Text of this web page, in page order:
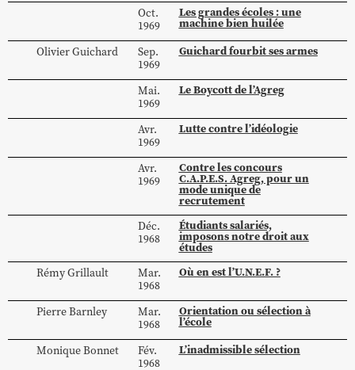
Oct.
1969
Les grandes écoles : une
machine bien huilée
OlivierGuichard
Sep.
1969
Guichard fourbit ses armes
Mai.
1969
Le Boycott de l’Agreg
Avr.
1969
Lutte contre l’idéologie
Avr.
1969
Contre les concours
C.A.P.E.S. Agreg, pour un
mode unique de
recrutement
Déc.
1968
Étudiants salariés,
imposons notre droit aux
études
RémyGrillault
Mar.
1968
Où en est l’U.N.E.F. ?
PierreBarnley
Mar.
1968
Orientation ou sélection à
l’école
MoniqueBonnet
Fév.
1968
L’inadmissible sélection